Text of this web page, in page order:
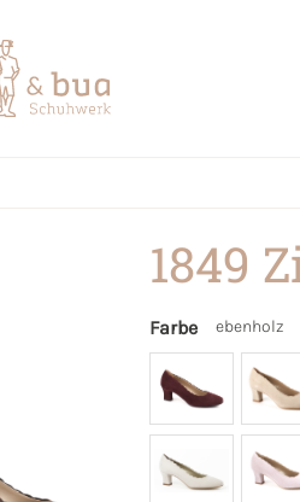
1849
Farbe ebenholz